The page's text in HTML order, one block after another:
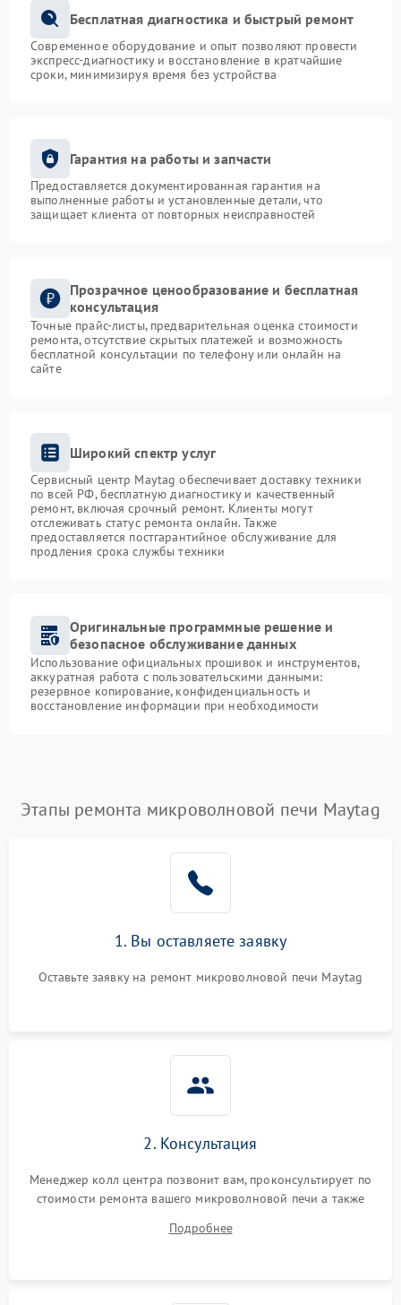
Бесплатная диагностика и быстрый ремонт
Современное оборудование и опыт позволяют провести
экспресс-диагностику и восстановление в кратчайшие
сроки, минимизируя время без устройства
Гарантия на работы и запчасти
Предоставляется документированная гарантия на
выполненные работы и установленные детали, что
защищает клиента от повторных неисправностей
Прозрачное ценообразование и бесплатная
консультация
Точные прайс-листы, предварительная оценка стоимости
ремонта, отсутствие скрытых платежей и возможность
бесплатной консультации по телефону или онлайн на
сайте
Широкий спектр услуг
Сервисный центр Maytag обеспечивает доставку техники
по всей РФ, бесплатную диагностику и качественный
ремонт, включая срочный ремонт. Клиенты могут
отслеживать статус ремонта онлайн. Также
предоставляется постгарантийное обслуживание для
продления срока службы техники
Оригинальные программные решение и
безопасное обслуживание данных
Использование официальных прошивок и инструментов,
аккуратная работа с пользовательскими данными:
резервное копирование, конфиденциальность и
восстановление информации при необходимости
Этапы ремонта микроволновой печи Maytag
1. Вы оставляете заявку
Оставьте заявку на ремонт микроволновой печи Maytag
2. Консультация
Менеджер колл центра позвонит вам, проконсультирует по
стоимости ремонта вашего микроволновой печи а также
Подробнее